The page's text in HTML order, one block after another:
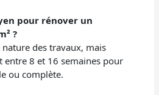
pour rénover un
?
des travaux, mais
entre 8 et 16 semaines pour
ou complète.